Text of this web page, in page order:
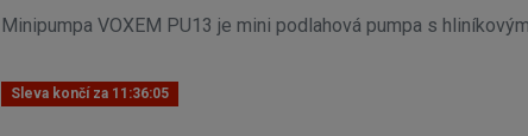
Minipumpa VOXEM PU13 je mini podlahová pumpa s
Sleva končí za 11:36:05